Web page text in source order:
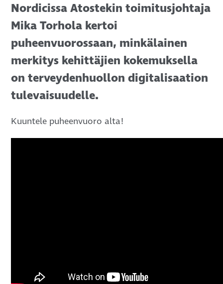
Nordicissa Atostekin toimitusjohtaja
Mika Torhola kertoi
puheenvuorossaan, minkälainen
merkitys kehittäjien kokemuksella
on terveydenhuollon digitalisaation
tulevaisuudelle.
Kuuntele puheenvuoro alta!